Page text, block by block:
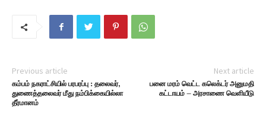
Previous article
கம்பம் நகராட்சியில் பரபரப்பு : தலைவர்,
துணைத்தலைவர் மீது நம்பிக்கையில்லா
தீர்மானம்
Next article
பனை மரம் வெட்ட கலெக்டர் அனுமதி
கட்டாயம் – அரசாணை வெளியீடு